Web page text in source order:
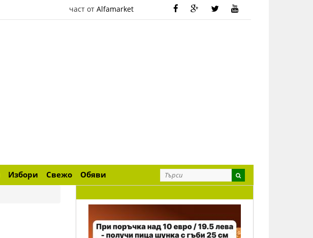
част от Alfamarket
Избори Свежо Обяви